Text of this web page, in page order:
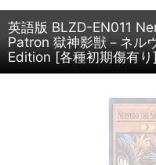
英語版 BLZD-EN011
Patron 獄神影獣－ネル
Edition [各種初期傷有り]